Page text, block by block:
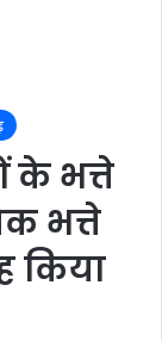
के भत्ते
भत्ते
किया